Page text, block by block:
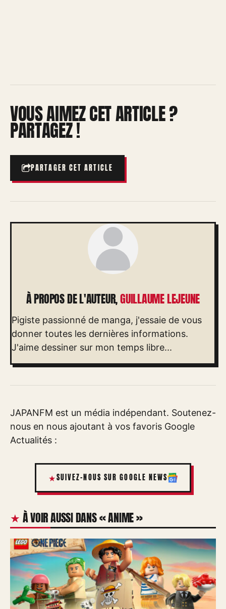
VOUS AIMEZ CET ARTICLE ?
PARTAGEZ !
PARTAGER CET ARTICLE
À PROPOS DE L'AUTEUR,GUILLAUME LEJEUNE
Pigiste passionné de manga, j'essaie de vous
donner toutes les dernières informations.
J'aime dessiner sur mon temps libre...
JAPANFM est un média indépendant. Soutenez-
nous en nous ajoutant à vos favoris Google
Actualités :
SUIVEZ-NOUS SUR GOOGLE NEWS
À VOIR AUSSI DANS « ANIME »